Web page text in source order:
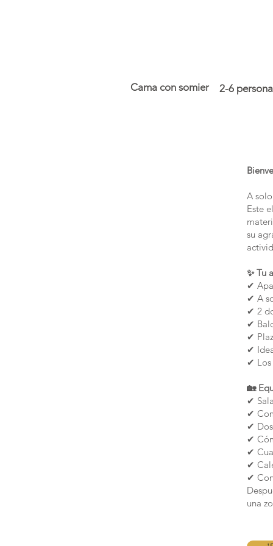
Cama con somier 2-6
A
Este
su
✨ Tu
✔
✔ A
✔ 2
✔
✔
✔
✔ Los
🏡
✔
✔
✔
✔
✔
✔
✔
una